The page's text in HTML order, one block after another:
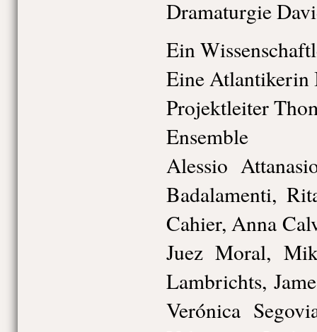
Dramaturgie
Ein
Eine Atlantikerin
Projektleiter
Ensemble
Alessio
Badalamenti,
Cahier, Anna
Juez Moral,
Lambrichts,
Verónica